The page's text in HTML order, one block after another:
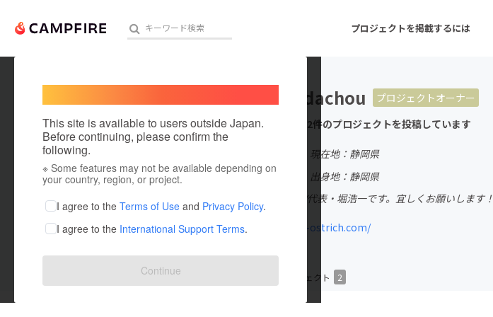
プロジェクトを掲載するには
人気のプロジェクト 注目のリターン 注目の新着プロジェクト
アート・写真 音楽
テクノロジー・ガジェット
ゲーム・サービス開発
映像・映画
書籍・雑誌出版
ビジネス・起業
まちづくり・地域活性化
This site is available to users outside Japan.
Before continuing, please confirm the
following.
※ Some features may not be available depending on
your country, region, or project.
I agree to the Terms of Use and Privacy Policy.
I agree to the International Support Terms.
Continue
wasabidachou
プロジェクトオーナー
これまでに2件のプロジェクトを投稿しています
現在地：静岡県
出身国：日本
出身地：静岡県
株式会社HOLY代表・堀浩一です。宜しくお願いします！
www.holy-ostrich.com/
プロジェクト プロジェクト 2